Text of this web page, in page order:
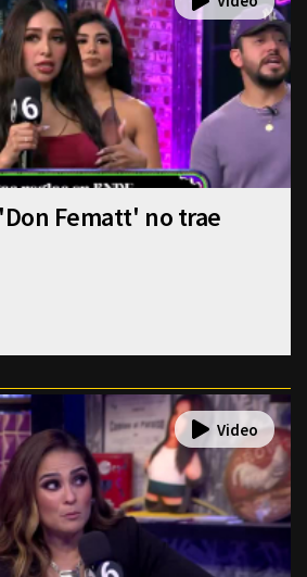
Fematt' no trae